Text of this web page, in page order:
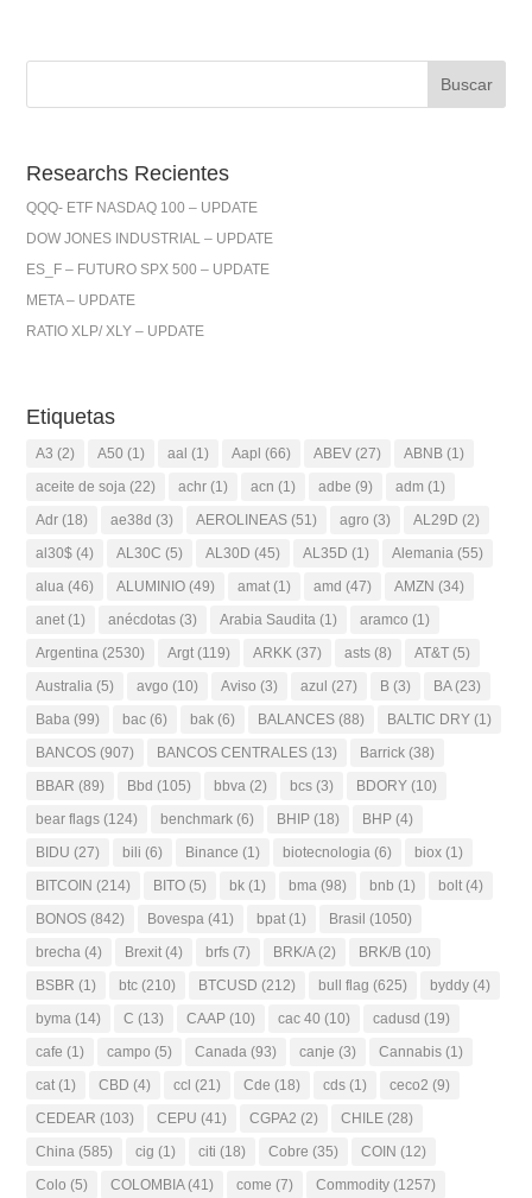
Researchs Recientes
QQQ- ETF NASDAQ 100 – UPDATE
DOW JONES INDUSTRIAL – UPDATE
ES_F – FUTURO SPX 500 – UPDATE
META – UPDATE
RATIO XLP/ XLY – UPDATE
Etiquetas
A3 (2) A50 (1) aal (1) Aapl (66) ABEV (27) ABNB (1)
aceite de soja (22) achr (1) acn (1) adbe (9) adm (1)
Adr (18) ae38d (3) AEROLINEAS (51) agro (3) AL29D (2)
al30$ (4) AL30C (5) AL30D (45) AL35D (1) Alemania (55)
alua (46) ALUMINIO (49) amat (1) amd (47) AMZN (34)
anet (1) anécdotas (3) Arabia Saudita (1) aramco (1)
Argentina (2530) Argt (119) ARKK (37) asts (8) AT&T (5)
Australia (5) avgo (10) Aviso (3) azul (27) B (3) BA(23)
Baba (99) bac (6) bak (6) BALANCES (88) BALTIC DRY (1)
BANCOS (907) BANCOS CENTRALES (13) Barrick (38)
BBAR (89) Bbd (105) bbva (2) bcs (3) BDORY (10)
bear flags (124) benchmark (6) BHIP (18) BHP (4)
BIDU (27) bili (6) Binance (1) biotecnologia (6) biox (1)
BITCOIN (214) BITO (5) bk (1) bma (98) bnb (1) bolt (4)
BONOS (842) Bovespa (41) bpat (1) Brasil (1050)
brecha (4) Brexit (4) brfs (7) BRK/A(2) BRK/B (10)
BSBR (1) btc (210) BTCUSD (212) bull flag (625) byddy (4)
byma (14) C (13) CAAP (10) cac 40 (10) cadusd (19)
cafe (1) campo (5) Canada (93) canje (3) Cannabis (1)
cat (1) CBD (4) ccl (21) Cde (18) cds (1) ceco2 (9)
CEDEAR (103) CEPU (41) CGPA2 (2) CHILE (28)
China (585) cig (1) citi (18) Cobre (35) COIN (12)
Colo (5) COLOMBIA(41) come (7) Commodity (1257)